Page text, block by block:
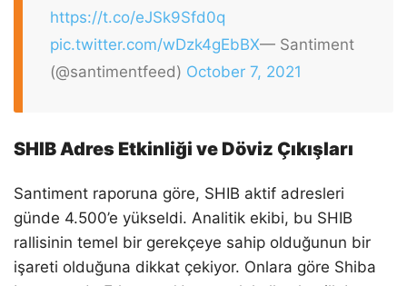
https://t.co/eJSk9Sfd0q
pic.twitter.com/wDzk4gEbBX— Santiment
(@santimentfeed) October 7, 2021
SHIB Adres Etkinliği ve Döviz Çıkışları
Santiment raporuna göre, SHIB aktif adresleri
günde 4.500’e yükseldi. Analitik ekibi, bu SHIB
rallisinin temel bir gerekçeye sahip olduğunun bir
işareti olduğuna dikkat çekiyor. Onlara göre Shiba